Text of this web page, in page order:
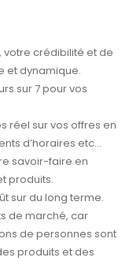
votre crédibilité et de
et dynamique.
sur 7 pour vos
réel sur vos offres en
d’horaires etc…
savoir-faire en
produits.
sur du long terme.
de marché, car
de personnes sont
produits et des